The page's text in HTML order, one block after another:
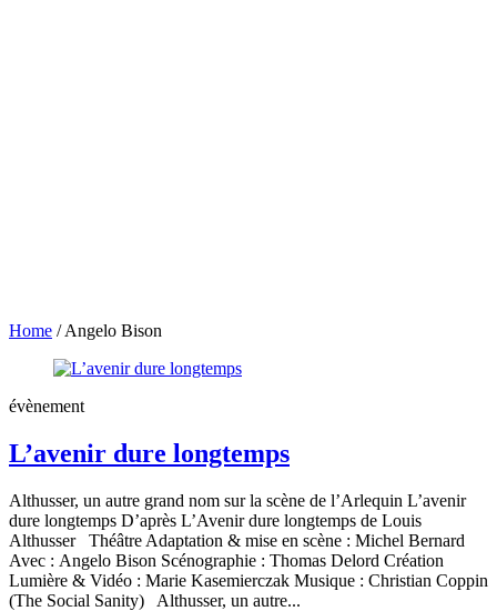
Home /Angelo Bison
évènement
L’avenir dure longtemps
Althusser, un autre grand nom sur la scène de l’Arlequin L’avenir
dure longtemps D’après L’Avenir dure longtemps de Louis
Althusser Théâtre Adaptation & mise en scène : Michel Bernard
Avec : Angelo Bison Scénographie : Thomas Delord Création
Lumière & Vidéo : Marie Kasemierczak Musique : Christian Coppin
(The Social Sanity) Althusser, un autre...